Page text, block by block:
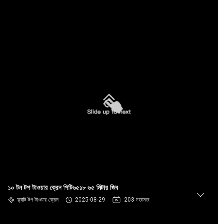
১০ টন টপ টাওয়ার ক্রেন পিটি৬৫১৮ ৬৫ মিটার জিব
ফ্ল্যাট টপ টাওয়ার ক্রেন 2025-08-29 203 মতামত